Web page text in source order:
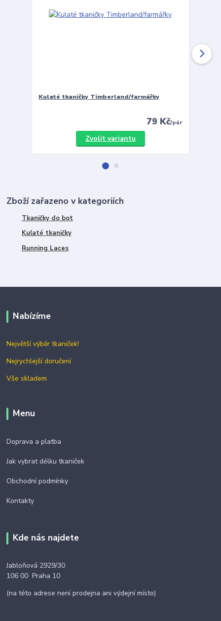
Kulaté tkaničky Timberland/farmářky
79 Kč/pár
Zvolit variantu
Zboží zařazeno v kategoriích
Tkaničky do bot
Kulaté tkaničky
Running Laces
Nabízíme
Největší výběr tkaniček!
Nejrychlejší doručení
Vše skladem
Menu
Doprava a platba
Jak vybrat délku tkaniček
Obchodní podmínky
Kontakty
Kde nás najdete
Jabloňová 2929/30
106 00 Praha 10
(na této adrese není prodejna ani výdejní místo)